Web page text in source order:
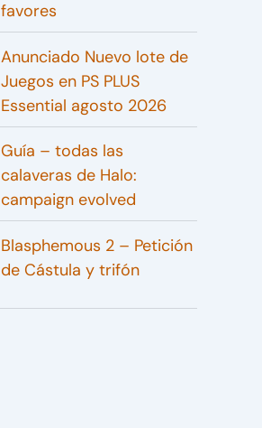
favores
Anunciado Nuevo lote de
Juegos en PS PLUS
Essential agosto 2026
Guía – todas las
calaveras de Halo:
campaign evolved
Blasphemous 2 – Petición
de Cástula y trifón